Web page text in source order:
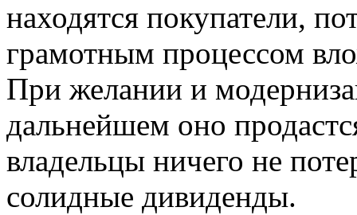
находятся покупатели,
грамотным процессом
При желании и
дальнейшем оно
владельцы ничего не
солидные дивиденды.